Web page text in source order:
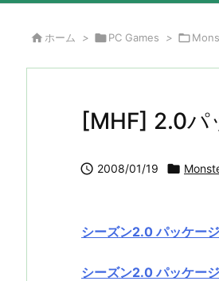
 ホーム > PC Games > 
[MHF] 2.0パ
 2008/01/19 
シーズン2.0 パッケー
シーズン2.0 パッケー